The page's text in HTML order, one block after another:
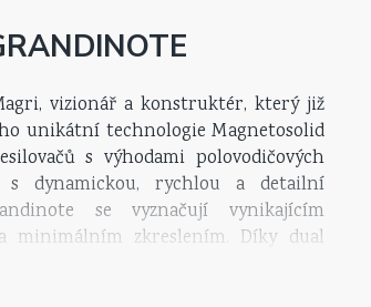
vizionář a konstruktér, který již
unikátní technologie Magnetosolid
s výhodami polovodičových
s dynamickou, rychlou a detailní
se vyznačují vynikajícím
minimálním zkreslením. Díky dual
vysokému činiteli tlumení a nulové
komponenty světové špičky.Každý